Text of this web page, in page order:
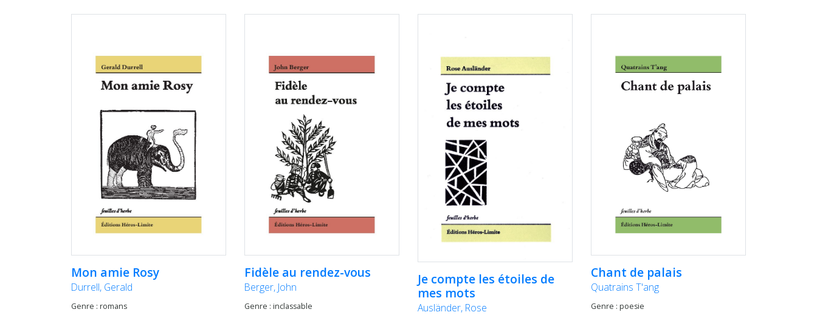
Mon amie Rosy
Durrell, Gerald
Genre : romans
Fidèle au rendez-vous
Berger, John
Genre : inclassable
Je compte les étoiles de
mes mots
Ausländer, Rose
Chant de palais
Quatrains T'ang
Genre : poesie